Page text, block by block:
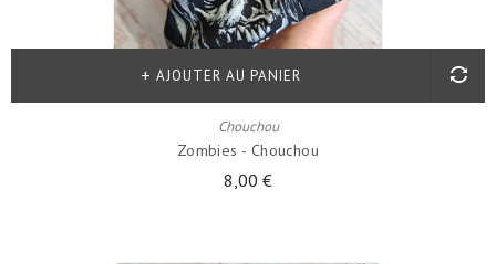
Chouchou
Zombies - Chouchou
8,00 €
AJOUTER AU PANIER